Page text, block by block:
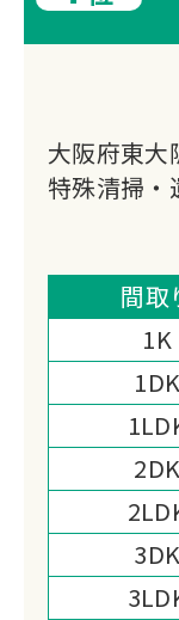
大阪府東大
特殊清掃・
応し、真
竹炭精製
数値化され
間取
1K
1DK
2DK
3DK